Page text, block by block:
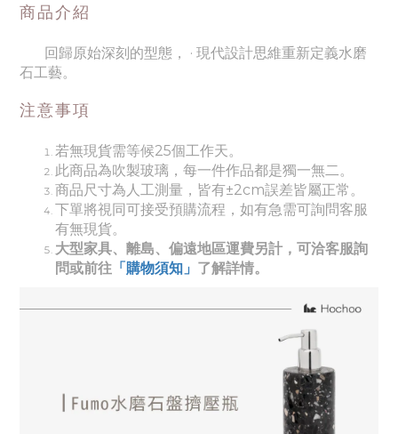
商品介紹
回歸原始深刻的型態， · 現代設計思維重新定義水磨
石工藝。
注意事項
若無現貨需等候25個工作天。
此商品為吹製玻璃，每一件作品都是獨一無二。
商品尺寸為人工測量，皆有±2cm誤差皆屬正常。
下單將視同可接受預購流程，如有急需可詢問客服
有無現貨。
大型家具、離島、偏遠地區運費另計，可洽客服詢
問或前往 「購物須知」 了解詳情。